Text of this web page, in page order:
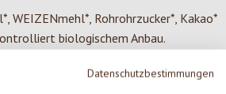
Datenschutzbestimmungen
WEIZENmehl*, Rohrohrzucker*, Kakao*
biologischem Anbau.